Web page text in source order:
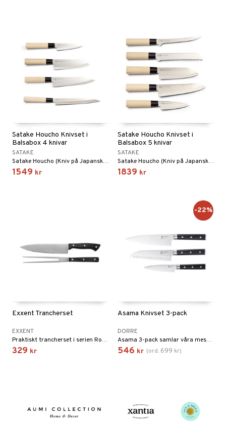
Satake Houcho Knivset i
Balsabox 4 knivar
SATAKE
Satake Houcho (Kniv på Japanska) är otroligt prisvärd med tanke på vilket fin kniv du faktiskt köper. Diskret design, en rakbladsvass egg, är fjäderlätt och överlever i generationer om man sköter om dem. Fokus har lagts på att ta fram ett riktigt kvalitativt blad med ett enkelt, men funktionellt skaft.
1549 kr
Satake Houcho Knivset i
Balsabox 5 knivar
SATAKE
Satake Houcho (Kniv på Japanska) är otroligt prisvärd med tanke på vilket fin kniv du faktiskt köper. Diskret design, en rakbladsvass egg, är fjäderlätt och överlever i generationer om man sköter om dem. Fokus har lagts på att ta fram ett riktigt kvalitativt blad med ett enkelt, men funktionellt skaft.
1839 kr
Exxent Trancherset
EXXENT
Praktiskt trancherset i serien Roma som hjälper dig att enkelt och smidigt skära upp köttet eller fågeln.
329 kr
Asama Knivset 3-pack
DORRE
Asama 3-pack samlar våra mest användbara köksknivar i 5Cr15MoV-stål: kockkniv 20 cm, santoku 18 cm och allkniv 13 cm.
546 kr (ord. 699 kr)
-22%